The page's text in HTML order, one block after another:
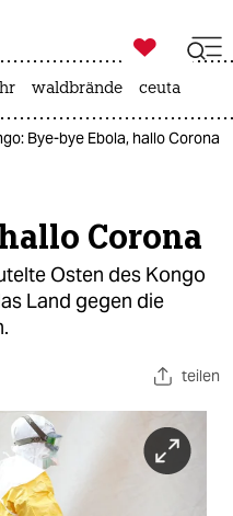

taz zahl ich
waldbrände ceuta
Bye-bye Ebola, hallo Corona
Corona
Osten des Kongo
Land gegen die
teilen